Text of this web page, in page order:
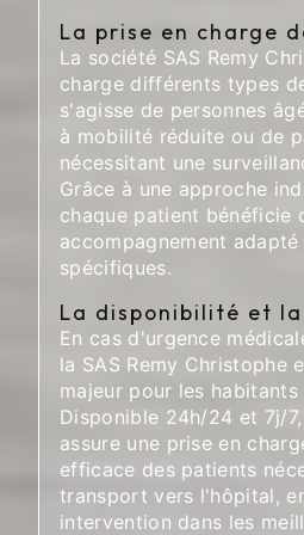
La prise en charge
La société SAS Remy
charge différents types
s'agisse de personnes
à mobilité réduite ou de
nécessitant une
Grâce à une approche
chaque patient bénéficie
accompagnement
spécifiques.
La disponibilité et
En cas d'urgence
la SAS Remy Christophe
majeur pour les habitants
Disponible 24h/24 et 7j/
assure une prise en
efficace des patients
transport vers l'hôpital,
intervention dans les